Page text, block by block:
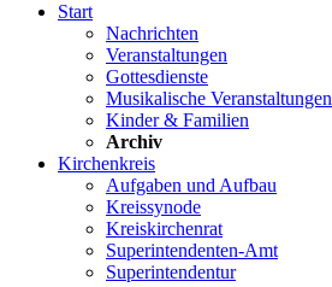
Start
Nachrichten
Veranstaltungen
Gottesdienste
Musikalische Veranstaltungen
Kinder & Familien
Archiv
Kirchenkreis
Aufgaben und Aufbau
Kreissynode
Kreiskirchenrat
Superintendenten-Amt
Superintendentur